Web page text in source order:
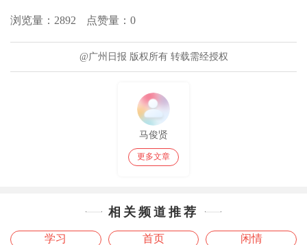
浏览量： 2892 点赞量： 0
@广州日报 版权所有 转载需经授权
马俊贤
更多文章
相关频道推荐
学习 首页 闲情